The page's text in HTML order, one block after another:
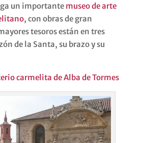
un importante museo de arte
, con obras de gran
tesoros están en tres
de la Santa, su brazo y su
carmelita de Alba de Tormes